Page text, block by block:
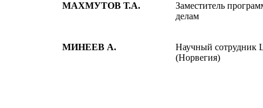
МАХМУТОВ Т.А.
Заместитель
делам
МИНЕЕВ А.
Научный сотрудник
(Норвегия)